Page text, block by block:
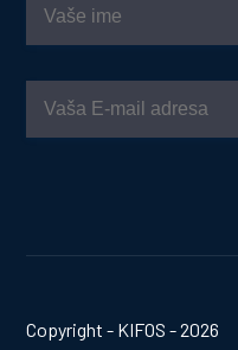
Copyright - KIFOS - 2026